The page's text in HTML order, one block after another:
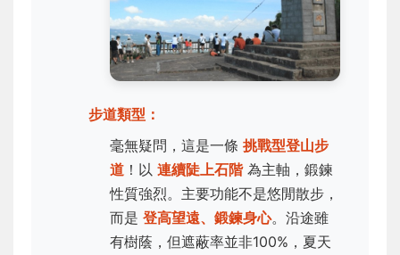
步道類型：
毫無疑問，這是一條 挑戰型登山步
道 ！以 連續陡上石階為主軸，鍛鍊
性質強烈。主要功能不是悠閒散步，
而是 登高望遠、鍛鍊身心。沿途雖
有樹蔭，但遮蔽率並非100%，夏天